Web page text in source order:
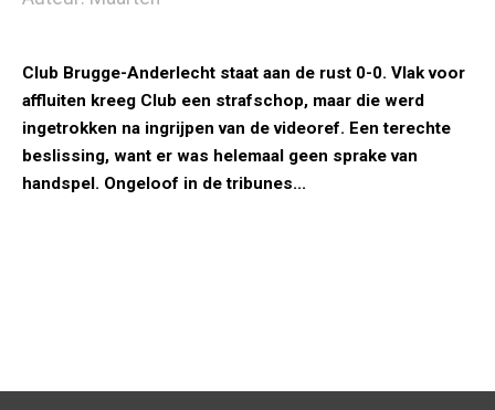
Club Brugge-Anderlecht staat aan de rust 0-0. Vlak voor
affluiten kreeg Club een strafschop, maar die werd
ingetrokken na ingrijpen van de videoref. Een terechte
beslissing, want er was helemaal geen sprake van
handspel. Ongeloof in de tribunes...